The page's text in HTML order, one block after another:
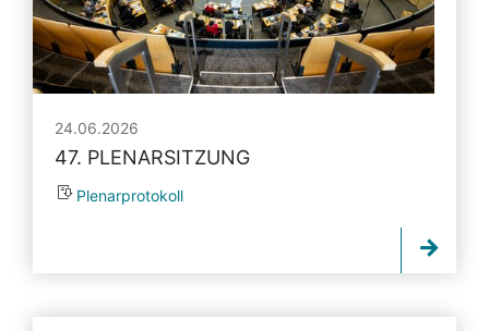
24.06.2026
47. PLENARSITZUNG
Plenarprotokoll